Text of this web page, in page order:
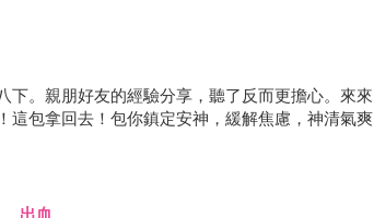
。親朋好友的經驗分享，聽了反而更擔心。來來
這包拿回去！包你鎮定安神，緩解焦慮，神清氣爽